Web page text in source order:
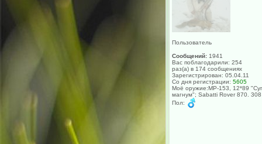
Пользователь
Сообщений: 1941
Вас поблагодарили: 254
раз(а) в 174 сообщениях
Зарегистрирован: 05.04.11
Со дня регистрации: 5605
Моё оружие:МР-153, 12*89
магнум"; Sabatti Rover 870. 308
Пол: